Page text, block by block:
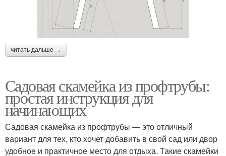
читать дальше →
Садовая скамейка из профтрубы:
простая инструкция для
начинающих
Садовая скамейка из профтрубы — это отличный
вариант для тех, кто хочет добавить в свой сад или двор
удобное и практичное место для отдыха. Такие скамейки